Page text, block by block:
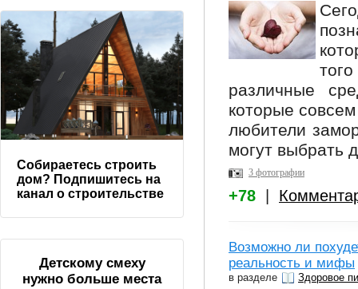
различные
которые
любители
могут выбрать
3 фотографии
+78
Возможно ли
реальность и мифы
в разделе Здоровое
Собираетесь строить
дом? Подпишитесь на
канал о строительстве
Детскому смеху
нужно больше места